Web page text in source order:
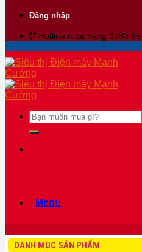
Đăng nhập
Hotline mua hàng 0983
Tìm
kiếm:
Menu
DANH MỤC SẢN PHẨM